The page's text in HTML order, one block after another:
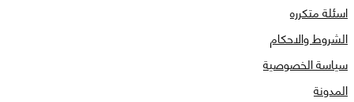
اسئلة متكرره
الشروط والاحكام
سياسة الخصوصية
المدونة